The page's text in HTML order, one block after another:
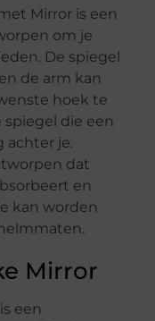
Mirror is een
om je
De spiegel
de arm kan
hoek te
die een
achter je.
dat
en
kan worden
Mirror
een